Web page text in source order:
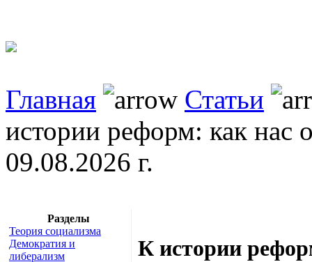
Главная
Статьи
истории реформ: как нас
09.08.2026 г.
Разделы
Теория социализма
Демократия и
либерализм
К истории